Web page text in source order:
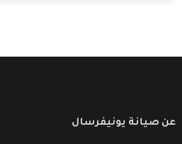
عن صيانة يونيفرسال